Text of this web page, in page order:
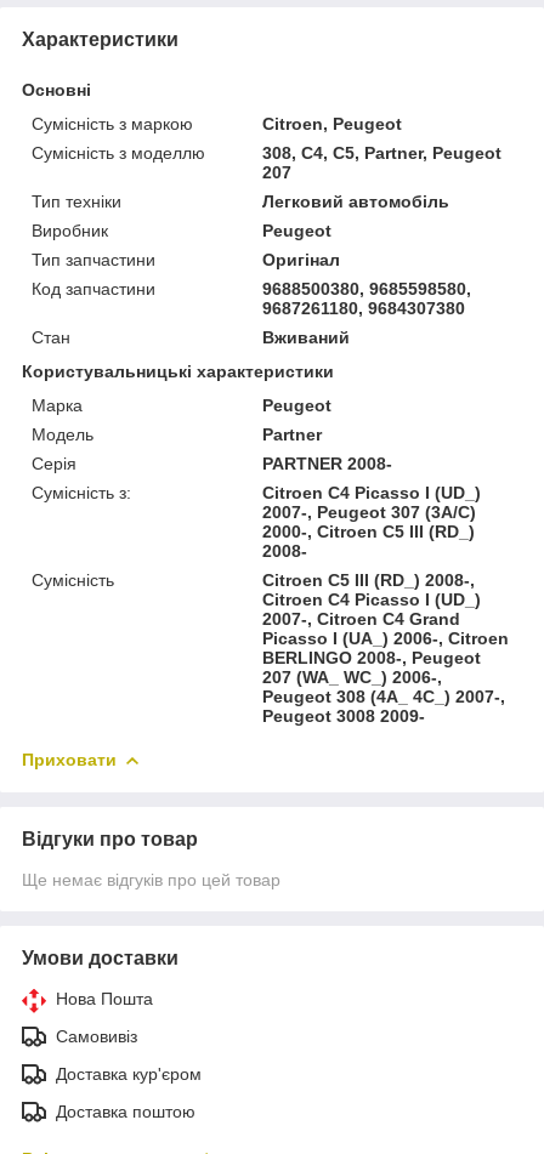
Характеристики
Основні
Сумісність з маркою
Citroen, Peugeot
Сумісність з моделлю
308, C4, C5, Partner, Peugeot
207
Тип техніки
Легковий автомобіль
Виробник
Peugeot
Тип запчастини
Оригінал
Код запчастини
9688500380, 9685598580,
9687261180, 9684307380
Стан
Вживаний
Користувальницькі характеристики
Марка
Peugeot
Модель
Partner
Серія
PARTNER 2008-
Сумісність з:
Citroen C4 Picasso I (UD_)
2007-, Peugeot 307 (3A/C)
2000-, Citroen C5 III (RD_)
2008-
Сумісність
Citroen C5 III (RD_) 2008-,
Citroen C4 Picasso I (UD_)
2007-, Citroen C4 Grand
Picasso I (UA_) 2006-, Citroen
BERLINGO 2008-, Peugeot
207 (WA_ WC_) 2006-,
Peugeot 308 (4A_ 4C_) 2007-,
Peugeot 3008 2009-
Приховати
Відгуки про товар
Ще немає відгуків про цей товар
Умови доставки
Нова Пошта
Самовивіз
Доставка кур'єром
Доставка поштою